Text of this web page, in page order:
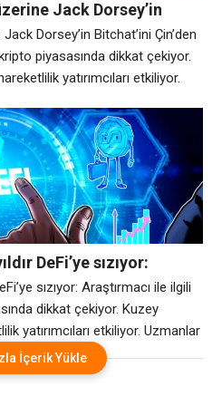
Jack Dorsey’in
Dorsey’in Bitchat’ini Çin’den
piyasasında dikkat çekiyor.
yatırımcıları etkiliyor.
gelişmeleri takip
www.cryptohaber.net/
DeFi’ye sızıyor:
sızıyor: Araştırmacı ile ilgili
dikkat çekiyor. Kuzey
yatırımcıları etkiliyor. Uzmanlar
önemli fırsatlar ve riskler
gelişmeleri takip etmesi
İçerik Yükle